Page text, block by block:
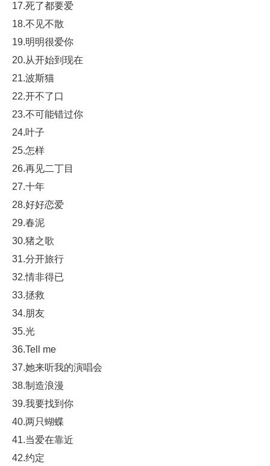
17.死了都要爱
18.不见不散
19.明明很爱你
20.从开始到现在
21.波斯猫
22.开不了口
23.不可能错过你
24.叶子
25.怎样
26.再见二丁目
27.十年
28.好好恋爱
29.春泥
30.猪之歌
31.分开旅行
32.情非得已
33.拯救
34.朋友
35.光
36.Tell me
37.她来听我的演唱会
38.制造浪漫
39.我要找到你
40.两只蝴蝶
41.当爱在靠近
42.约定